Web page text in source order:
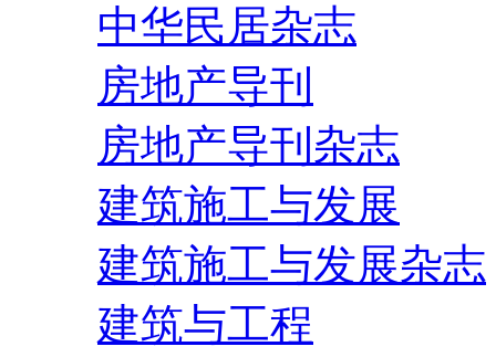
中华民居杂志
房地产导刊
房地产导刊杂志
建筑施工与发展
建筑施工与发展杂志
建筑与工程